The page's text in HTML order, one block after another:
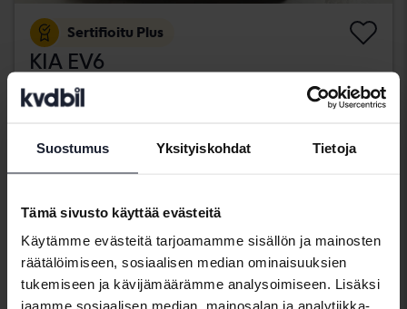
Suostumus Yksityiskohdat Tietoja
Tämä sivusto käyttää evästeitä
Käytämme evästeitä tarjoamamme sisällön ja mainosten
räätälöimiseen, sosiaalisen median ominaisuuksien
tukemiseen ja kävijämäärämme analysoimiseen. Lisäksi
jaamme sosiaalisen median, mainosalan ja analytiikka-
Sertifioitu Plus
KIA EV6
AWD
2022
30 700 km
Osta suoraan 406 900 SEK
Rahoituksen kanssa
keskiviikko 27 Tarjoukset